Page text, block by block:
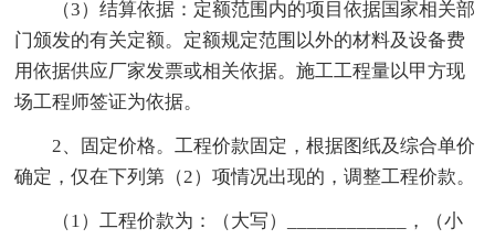
（3）结算依据：定额范围内的项目依据国家相关部
门颁发的有关定额。定额规定范围以外的材料及设备费
用依据供应厂家发票或相关依据。施工工程量以甲方现
场工程师签证为依据。
2、固定价格。工程价款固定，根据图纸及综合单价
确定，仅在下列第（2）项情况出现的，调整工程价款。
（1）工程价款为：（大写）____________，（小